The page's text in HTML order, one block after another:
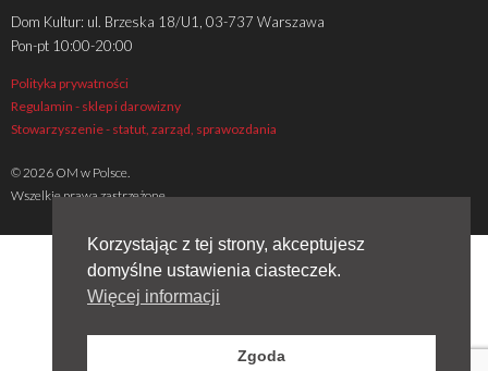
Dom Kultur: ul. Brzeska 18/U1, 03-737 Warszawa
Pon-pt 10:00-20:00
Polityka prywatności
Regulamin - sklep i darowizny
Stowarzyszenie - statut, zarząd, sprawozdania
© 2026 OM w Polsce.
Wszelkie prawa zastrzeżone
Korzystając z tej strony, akceptujesz
domyślne ustawienia ciasteczek.
Więcej informacji
Zgoda